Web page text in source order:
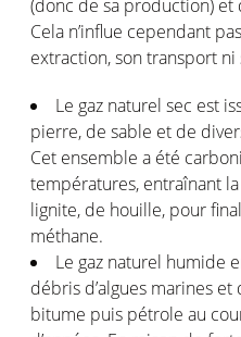
(donc de sa production) et
Cela n’influe cependant
extraction, son transport
Le gaz naturel sec est
pierre, de sable et de
Cet ensemble a été
températures, entraînant
lignite, de houille, pour
méthane.
Le gaz naturel humide
débris d’algues marines
bitume puis pétrole au